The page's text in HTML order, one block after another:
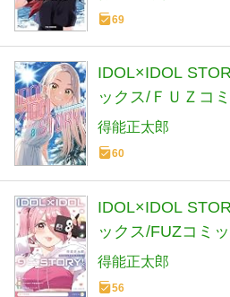
69
IDOL×IDOL
ックス/ＦＵＺコ
得能正太郎
60
IDOL×IDOL
ックス/FUZコミ
得能正太郎
56